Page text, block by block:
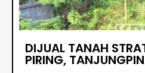
DIJUAL TANAH
PIRING,